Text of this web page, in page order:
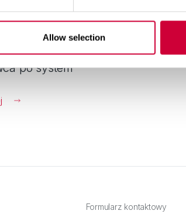
Allow selection
o obniżonym śladzie węglowym:
po system
Formularz kontaktowy